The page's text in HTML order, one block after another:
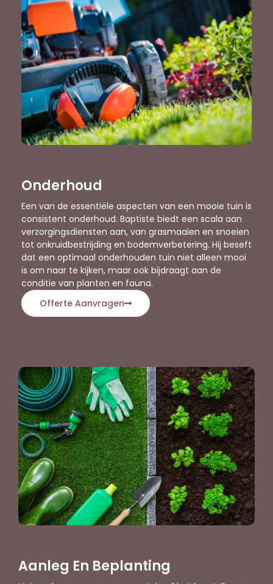
Onderhoud
Een van de essentiële aspecten van een mooie tuin is
consistent onderhoud. Baptiste biedt een scala aan
verzorgingsdiensten aan, van grasmaaien en snoeien
tot onkruidbestrijding en bodemverbetering. Hij beseft
dat een optimaal onderhouden tuin niet alleen mooi
is om naar te kijken, maar ook bijdraagt aan de
conditie van planten en fauna.
Offerte Aanvragen
Aanleg En Beplanting